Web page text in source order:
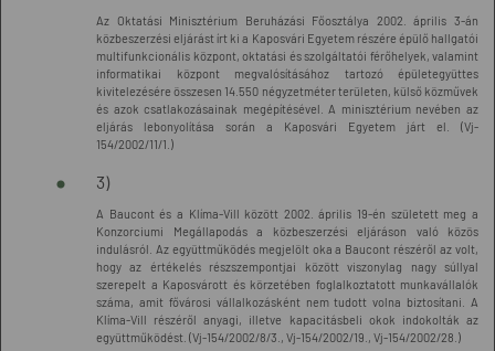
Az Oktatási Minisztérium Beruházási Főosztálya 2002. április 3-án
közbeszerzési eljárást írt ki a Kaposvári Egyetem részére épülő hallgatói
multifunkcionális központ, oktatási és szolgáltatói férőhelyek, valamint
informatikai központ megvalósításához tartozó épületegyüttes
kivitelezésére összesen 14.550 négyzetméter területen, külső közművek
és azok csatlakozásainak megépítésével. A minisztérium nevében az
eljárás lebonyolítása során a Kaposvári Egyetem járt el. (Vj-
154/2002/11/1.)
3)
A Baucont és a Klíma-Vill között 2002. április 19-én született meg a
Konzorciumi Megállapodás a közbeszerzési eljáráson való közös
indulásról. Az együttműködés megjelölt oka a Baucont részéről az volt,
hogy az értékelés részszempontjai között viszonylag nagy súllyal
szerepelt a Kaposvárott és körzetében foglalkoztatott munkavállalók
száma, amit fővárosi vállalkozásként nem tudott volna biztosítani. A
Klíma-Vill részéről anyagi, illetve kapacitásbeli okok indokolták az
együttműködést. (Vj-154/2002/8/3., Vj-154/2002/19., Vj-154/2002/28.)